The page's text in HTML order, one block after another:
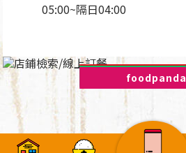
05:00~隔日04:00
店鋪檢索
Uber Eats
foodpanda